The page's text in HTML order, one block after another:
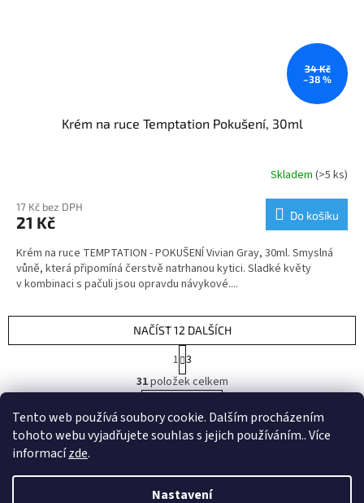
Tento web používá soubory cookie. Dalším procházením
tohoto webu vyjadřujete souhlas s jejich používáním.. Více
informacízde.
Nastavení
34 Kč
–38 %
Krém na ruce Temptation Pokušení, 30ml
produktu
je
z
5
hvězdiček.
Skladem(>5 ks)
17 Kč bez DPH
21 Kč Do košíku
Krém na ruce TEMPTATION - POKUŠENÍ Vivian Gray, 30ml. Smyslná
vůně, která připomíná čerstvě natrhanou kytici. Sladké květy
v kombinaci s pačuli jsou opravdu návykové....
O
v
á
d
í
p
NAČÍST 12 DALŠÍCH
t
r
á
k
o
n
í
1 3
31položek celkem